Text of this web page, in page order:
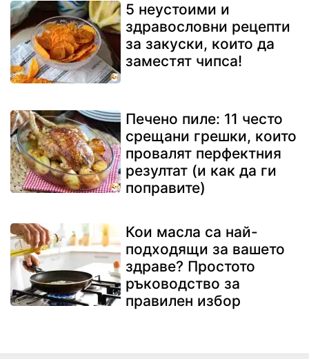
5 неустоими и
здравословни рецепти
за закуски, които да
заместят чипса!
Печено пиле: 11 често
срещани грешки, които
провалят перфектния
резултат (и как да ги
поправите)
Кои масла са най-
подходящи за вашето
здраве? Простото
ръководство за
правилен избор